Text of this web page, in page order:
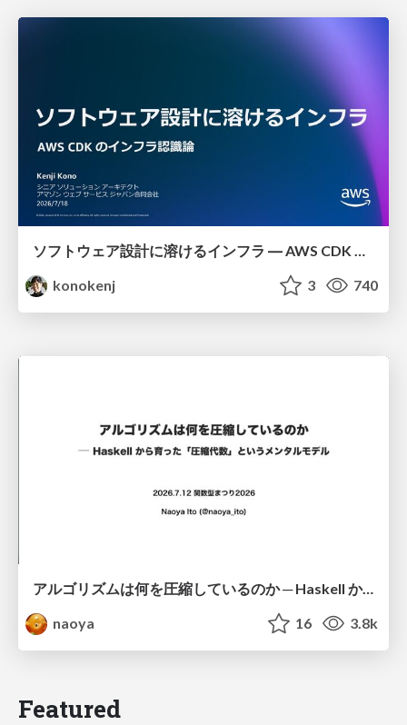
konokenj
3 740
アルゴリズムは何を圧縮しているのか ─ Haskell から育った「圧縮代数」というメンタルモデル
naoya
16 3.8k
Featured